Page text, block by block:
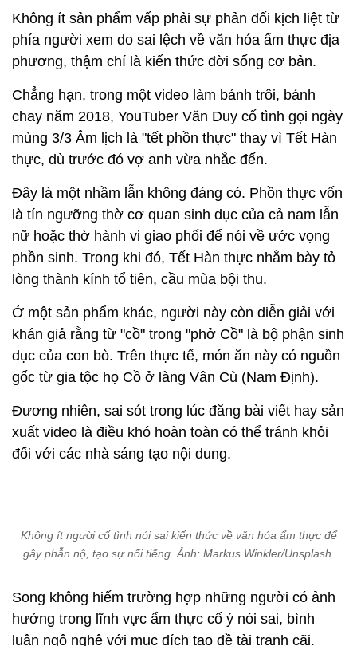
Không ít sản phẩm vấp phải sự phản đối kịch liệt từ
phía người xem do sai lệch về văn hóa ẩm thực địa
phương, thậm chí là kiến thức đời sống cơ bản.
Chẳng hạn, trong một video làm bánh trôi, bánh
chay năm 2018, YouTuber Văn Duy cố tình gọi ngày
mùng 3/3 Âm lịch là "tết phồn thực" thay vì Tết Hàn
thực, dù trước đó vợ anh vừa nhắc đến.
Đây là một nhầm lẫn không đáng có. Phồn thực vốn
là tín ngưỡng thờ cơ quan sinh dục của cả nam lẫn
nữ hoặc thờ hành vi giao phối để nói về ước vọng
phồn sinh. Trong khi đó, Tết Hàn thực nhằm bày tỏ
lòng thành kính tổ tiên, cầu mùa bội thu.
Ở một sản phẩm khác, người này còn diễn giải với
khán giả rằng từ "cồ" trong "phở Cồ" là bộ phận sinh
dục của con bò. Trên thực tế, món ăn này có nguồn
gốc từ gia tộc họ Cồ ở làng Vân Cù (Nam Định).
Đương nhiên, sai sót trong lúc đăng bài viết hay sản
xuất video là điều khó hoàn toàn có thể tránh khỏi
đối với các nhà sáng tạo nội dung.
Không ít người cố tình nói sai kiến thức về văn hóa ẩm thực để
gây phẫn nộ, tạo sự nổi tiếng. Ảnh: Markus Winkler/Unsplash.
Song không hiếm trường hợp những người có ảnh
hưởng trong lĩnh vực ẩm thực cố ý nói sai, bình
luận ngô nghê với mục đích tạo đề tài tranh cãi.